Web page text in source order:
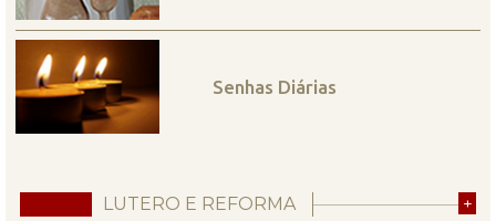
Senhas Diárias
LUTERO E REFORMA +